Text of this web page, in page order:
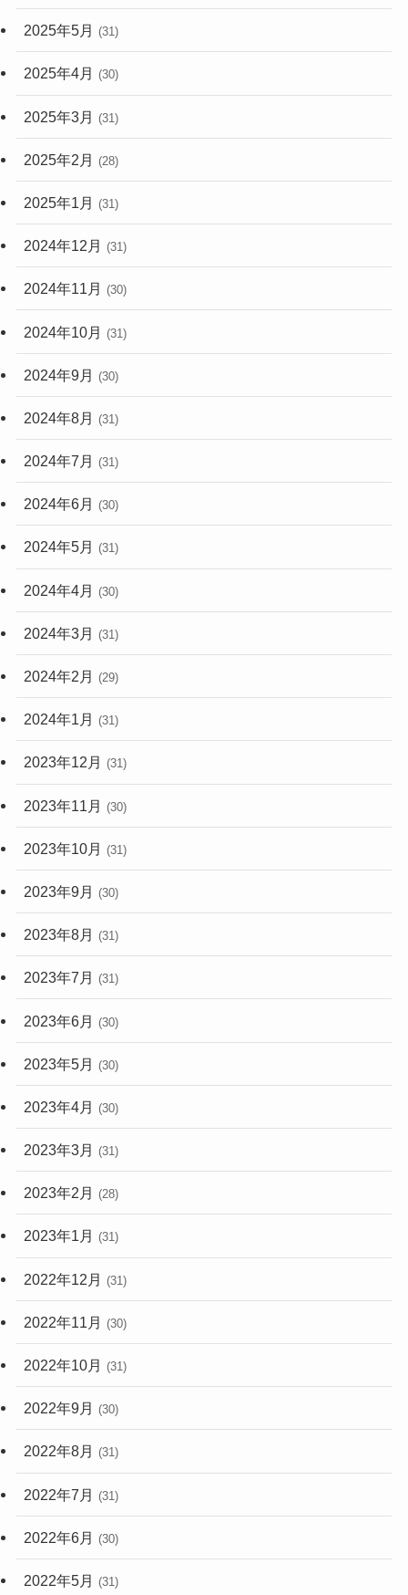
2025年5月 (31)
2025年4月 (30)
2025年3月 (31)
2025年2月 (28)
2025年1月 (31)
2024年12月 (31)
2024年11月 (30)
2024年10月 (31)
2024年9月 (30)
2024年8月 (31)
2024年7月 (31)
2024年6月 (30)
2024年5月 (31)
2024年4月 (30)
2024年3月 (31)
2024年2月 (29)
2024年1月 (31)
2023年12月 (31)
2023年11月 (30)
2023年10月 (31)
2023年9月 (30)
2023年8月 (31)
2023年7月 (31)
2023年6月 (30)
2023年5月 (30)
2023年4月 (30)
2023年3月 (31)
2023年2月 (28)
2023年1月 (31)
2022年12月 (31)
2022年11月 (30)
2022年10月 (31)
2022年9月 (30)
2022年8月 (31)
2022年7月 (31)
2022年6月 (30)
2022年5月 (31)